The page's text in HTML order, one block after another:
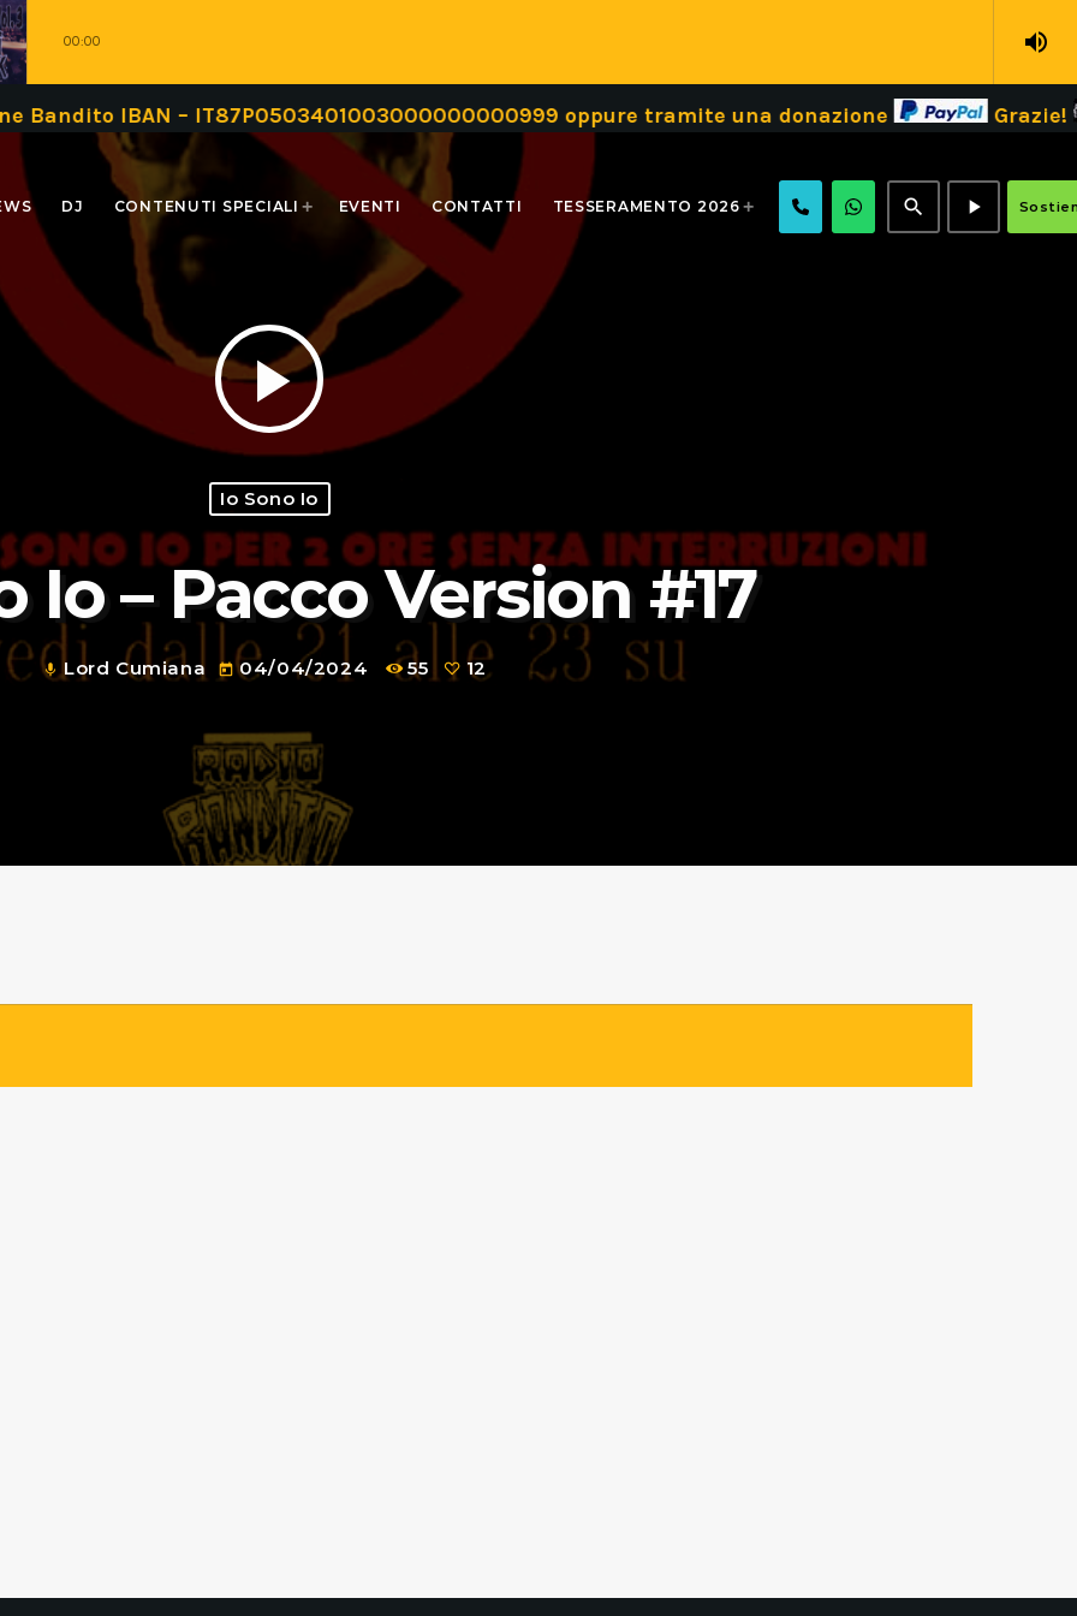
00:00 volume_up
– IT87P0503401003000000000999 oppure tramite una donazione Grazie! Dona il
DJ CONTENUTI SPECIALI EVENTI CONTATTI TESSERAMENTO 2026 search play_arrow
play_arrow
Io Sono Io
Io – Pacco Version #17
mic Lord Cumiana today 04/04/2024 55 12